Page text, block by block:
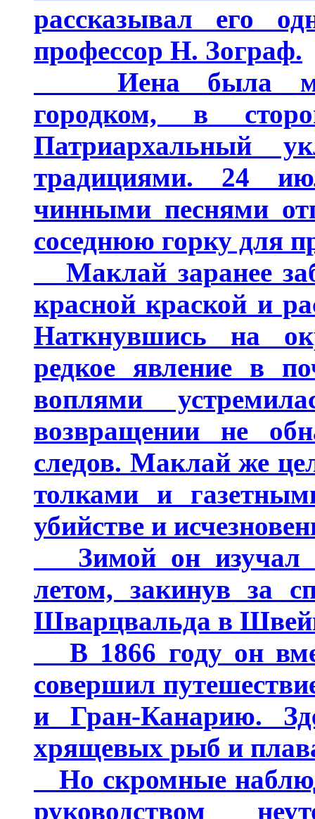
рассказывал его
профессор Н. Зограф.
Иена была
городком, в
Патриархальный
традициями. 24
чинными песнями
соседнюю горку для
Маклай заранее
красной краской и
Наткнувшись на
редкое явление в
воплями
возвращении не
следов. Маклай же
толками и
убийстве и
Зимой он изучал
летом, закинув за
Шварцвальда в
В 1866 году он
совершил
и Гран-Канарию.
хрящевых рыб и
Но скромные
руководством